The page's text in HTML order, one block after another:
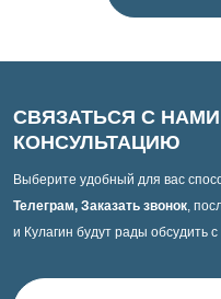
СВЯЗАТЬСЯ С
КОНСУЛЬТАЦИЮ
Выберите удобный для вас
Телеграм, Заказать звонок,
и Кулагин будут рады обсудить